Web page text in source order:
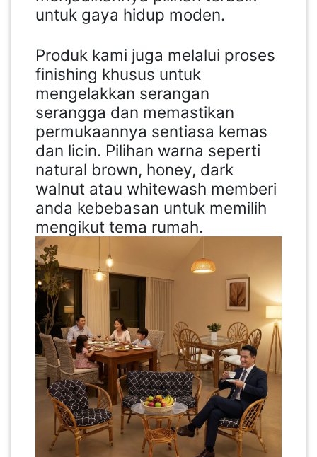
untuk gaya hidup moden.
Produk kami juga melalui proses
finishing khusus untuk
mengelakkan serangan
serangga dan memastikan
permukaannya sentiasa kemas
dan licin. Pilihan warna seperti
natural brown, honey, dark
walnut atau whitewash memberi
anda kebebasan untuk memilih
mengikut tema rumah.